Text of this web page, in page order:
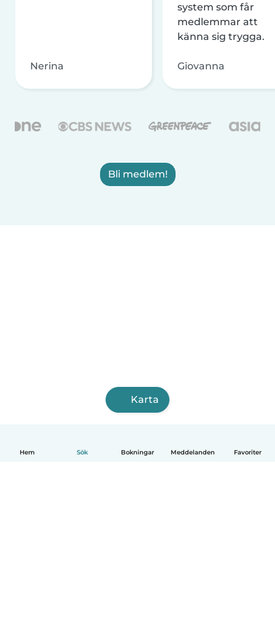
Hem Sök Bokningar Meddelanden Favoriter
Nerina
system som får
medlemmar att
känna sig trygga.
Giovanna
Bli medlem!
Karta